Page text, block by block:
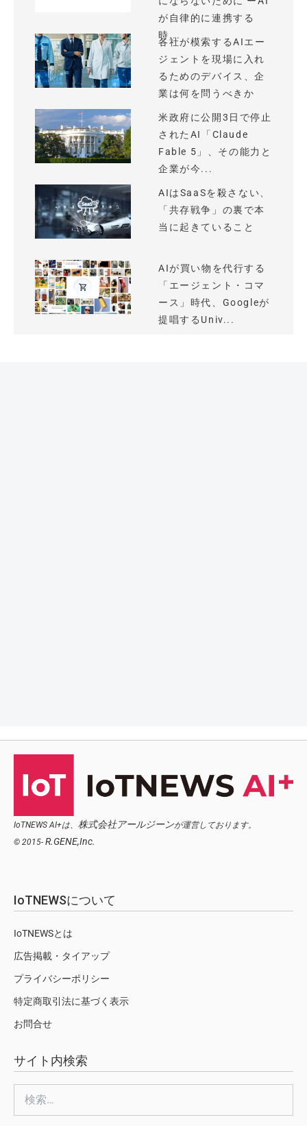
が自律的に連携する
時...
各社が模索するAIエー
ジェントを現場に入れ
るためのデバイス、企
業は何を問うべきか
米政府に公開3日で停止
されたAI「Claude
Fable 5」、その能力と
企業が今...
AIはSaaSを殺さない、
「共存戦争」の裏で本
当に起きていること
AIが買い物を代行する
「エージェント・コマ
ース」時代、Googleが
提唱するUniv...
IoTNEWS AI+は、 株式会社アールジーンが運営しております。
© 2015- R.GENE,Inc.
IoTNEWSについて
IoTNEWSとは
広告掲載・タイアップ
プライバシーポリシー
特定商取引法に基づく表示
お問合せ
サイト内検索
索: